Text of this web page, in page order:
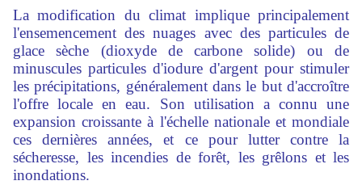
La modification du climat implique principalement
l'ensemencement des nuages avec des particules de
glace sèche (dioxyde de carbone solide) ou de
minuscules particules d'iodure d'argent pour stimuler
les précipitations, généralement dans le but d'accroître
l'offre locale en eau. Son utilisation a connu une
expansion croissante à l'échelle nationale et mondiale
ces dernières années, et ce pour lutter contre la
sécheresse, les incendies de forêt, les grêlons et les
inondations.